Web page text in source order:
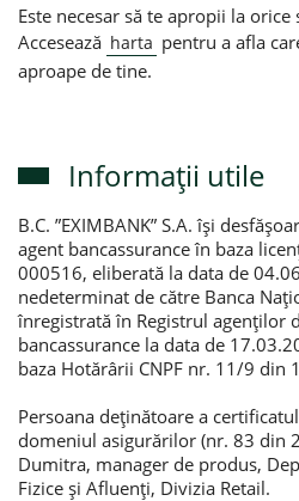
Este necesar să te apropii la orice
Accesează harta pentru a afla
aproape de tine.
Informații utile
B.C. ”EXIMBANK” S.A. își
agent bancassurance în baza
000516, eliberată la data de
nedeterminat de către Banca
înregistrată în Registrul agenților
bancassurance la data de
baza Hotărârii CNPF nr. 11/9 din
Persoana deținătoare a
domeniul asigurărilor (nr. 83 din
Dumitra, manager de produs,
Fizice și Afluenți, Divizia Retail.